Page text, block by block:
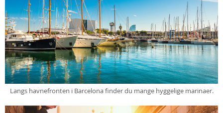
Langs havnefronten i Barcelona finder du mange hyggelige marinaer.